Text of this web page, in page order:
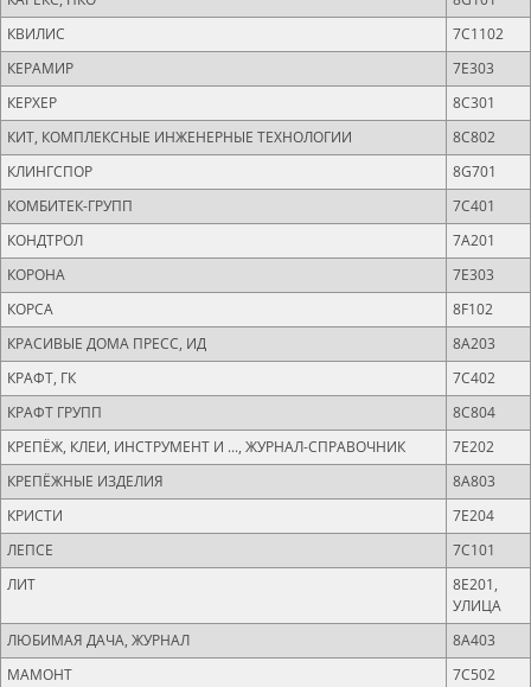
КВИЛИС
7C1102
КЕРАМИР
7Е303
КЕРХЕР
8C301
КИТ, КОМПЛЕКСНЫЕ ИНЖЕНЕРНЫЕ ТЕХНОЛОГИИ
8C802
КЛИНГСПОР
8G701
КОМБИТЕК-ГРУПП
7C401
КОНДТРОЛ
7A201
КОРОНА
7Е303
КОРСА
8F102
КРАСИВЫЕ ДОМА ПРЕСС, ИД
8A203
КРАФТ, ГК
7C402
КРАФТ ГРУПП
8C804
КРЕПЁЖ, КЛЕИ, ИНСТРУМЕНТ И ..., ЖУРНАЛ-СПРАВОЧНИК
7Е202
КРЕПЁЖНЫЕ ИЗДЕЛИЯ
8A803
КРИСТИ
7Е204
ЛЕПСЕ
7C101
ЛИТ
8Е201,
УЛИЦА
ЛЮБИМАЯ ДАЧА, ЖУРНАЛ
8А403
МАМОНТ
7C502